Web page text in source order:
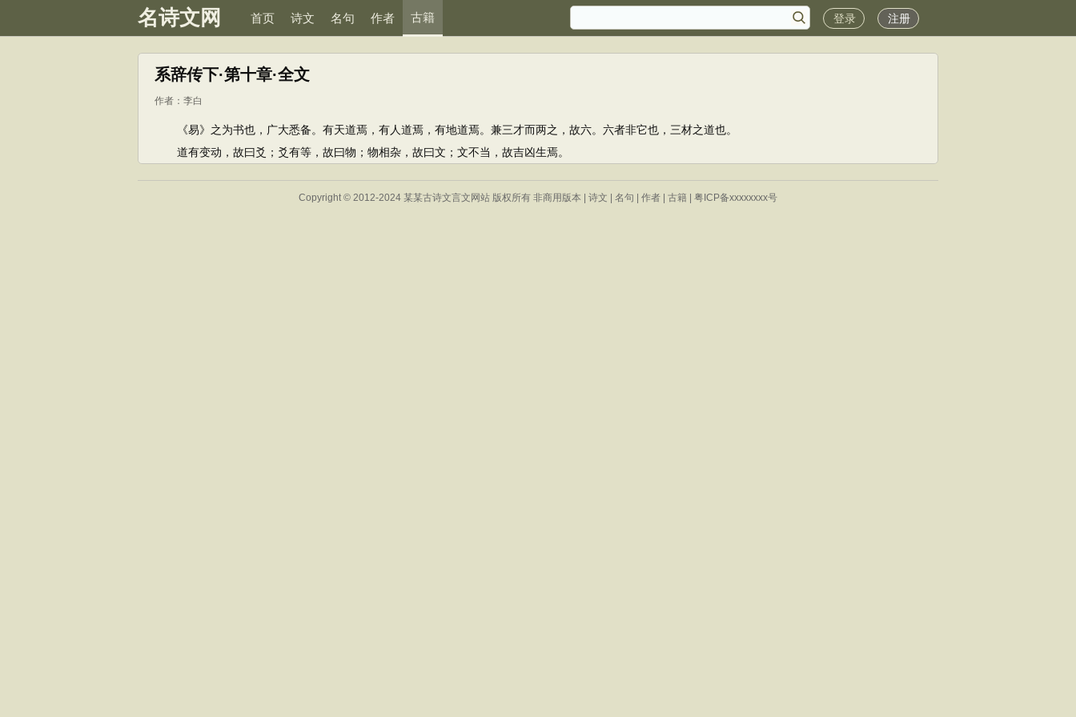
名诗文网 首页 诗文 名句 作者 古籍 登录 注册
系辞传下·第十章·全文
作者： 李白
《易》之为书也，广大悉备。有天道焉，有人道焉，有地道焉。兼三才而两之，故六。六者非它也，三材之道也。
道有变动，故曰爻；爻有等，故曰物；物相杂，故曰文；文不当，故吉凶生焉。
Copyright © 2012-2024 某某古诗文言文网站 版权所有 非商用版本 | 诗文 名句 作者 古籍 粤ICP备xxxxxxxx号